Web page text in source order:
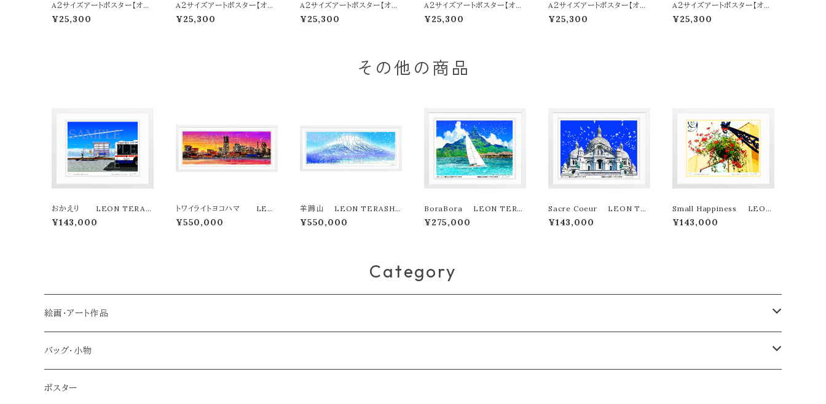
A２サイズアートポスター【オン
ライン限定】LEON TERASH
IMA「SUMMER REFLECTI
¥25,300
A２サイズアートポスター【オン
ライン限定】LEON TERASH
IMA「Ｂlue Day」
¥25,300
A２サイズアートポスター【オン
ライン限定】LEON TERASH
IMA「ALOHA DOG」
¥25,300
A２サイズアートポスター【オン
ライン限定】LEON TERASH
IMA「LOVE SONG」
¥25,300
A２サイズアートポスター【オン
ライン限定】LEON TERASH
IMA「COLONY HOTEL」
¥25,300
A２サイズアートポスター【オン
ライン限定】LEON TERASH
IMA「BOKU NO PARLOR」
¥25,300
その他の商品
おかえり LEON TERAS
HIMA版画作品180作限定
¥143,000
トワイライトヨコハマ LEO
N TERASHIMA版画作品77
作限定（オンライン限定特典付
¥550,000
羊蹄山 LEON TERASHI
MA版画作品77作限定（オンラ
イン限定特典付き作品〉
¥550,000
BoraBora LEON TERA
SHIMA版画作品180作限定
¥275,000
Sacre Coeur LEON TE
RASHIMA版画作品180作限
定
¥143,000
Small Happiness LEON
TERASHIMA版画作品180
作限定
¥143,000
Category
絵画・アート作品
大型作品
ノーマルサイズ（約Ａ２サイズ）
バッグ・小物
トートバッグ
ポスター